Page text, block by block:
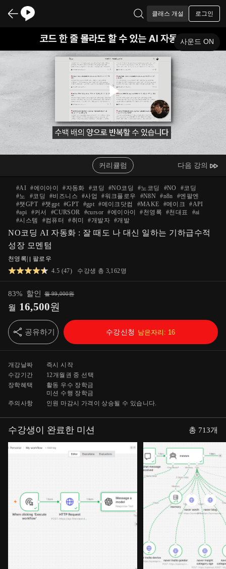
클래스 개설 로그인
Play
Video
사운드 ON
커리큘럼 다음 강의
#AI #에이아이 #자동화 #코딩 #NO코딩 #노코딩 #NO #코딩
#노 #코딩 #비즈니스 #사업 #워크플로우 #N8N #n8n #엔팔엔
#챗GPT #챗gpt #GPT #gpt #메이크닷컴 #MAKE #메이크 #API
#api #커서 #CURSOR #cursor #에이아이 #천영록 #천대표 #ai
#시스템 #컴퓨터 #취미 #개발자 #개발
NO코딩 AI 자동화 : 잘 때도 나 대신 일하는 기하급수적
성장 모멘텀
천영록
팔로우
4.5 (47) 수강생 총 3,162명
83% 할인 월99,000원
월 16,500원
공유하기 수강신청 남은자리: 16
개강날짜
즉시 시작
수강기간
12개월 권 중 선택
장학혜택
활동 우수 장학금
미션 수행 장학금
주의사항
인원 마감시 가격이 상승될 수 있습니다.
수강생이 완료한 미션 총 713개